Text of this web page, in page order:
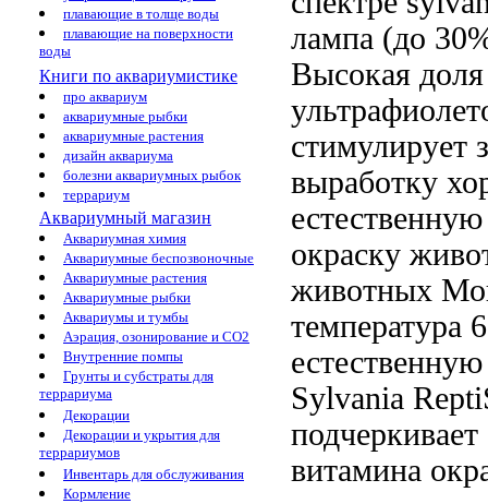
плавающие в толще воды
плавающие на поверхности
воды
Книги по аквариумистике
про аквариум
аквариумные рыбки
аквариумные растения
дизайн аквариума
болезни аквариумных рыбок
террариум
Аквариумный магазин
Аквариумная химия
Аквариумные беспозвоночные
Аквариумные растения
Аквариумные рыбки
Аквариумы и тумбы
Аэрация, озонирование и CO2
Внутренние помпы
Грунты и субстраты для
террариума
Декорации
Декорации и укрытия для
террариумов
Инвентарь для обслуживания
Кормление
лампа (до
Высокая
стимулирует
выработку
окраску
животных
температура
естественную
Sylvania
витамина